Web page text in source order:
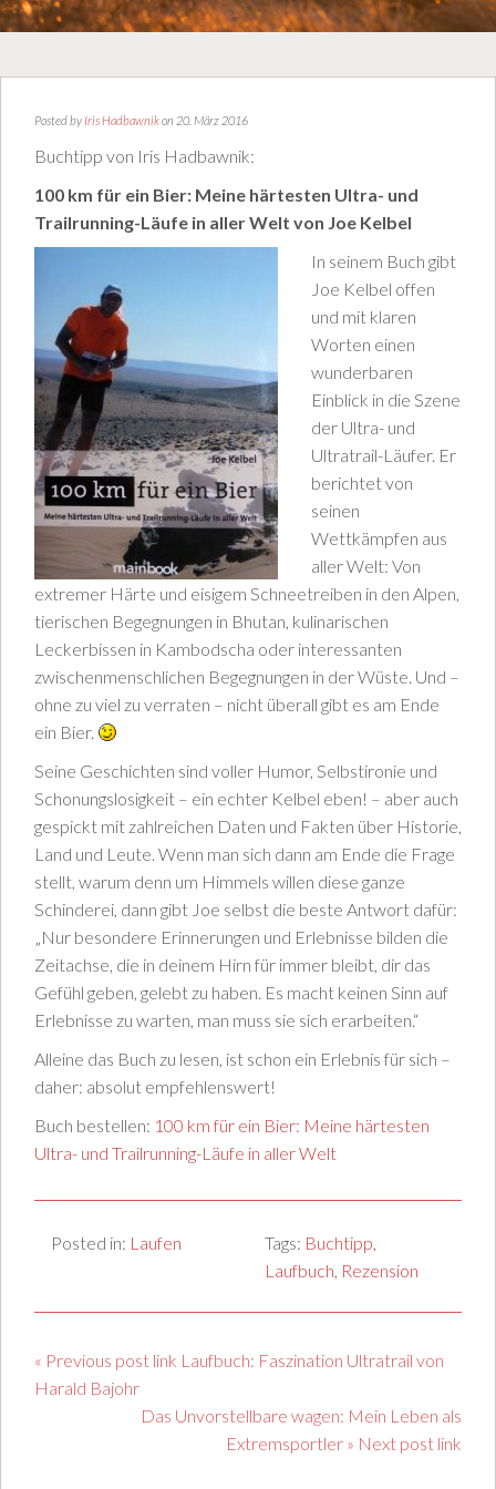
Posted by Iris Hadbawnikon 20. März 2016
Buchtipp von Iris Hadbawnik:
100 km für ein Bier: Meine härtesten Ultra- und
Trailrunning-Läufe in aller Welt von Joe Kelbel
In seinem Buch gibt
Joe Kelbel offen
und mit klaren
Worten einen
wunderbaren
Einblick in die Szene
der Ultra- und
Ultratrail-Läufer. Er
berichtet von
seinen
Wettkämpfen aus
aller Welt: Von
extremer Härte und eisigem Schneetreiben in den Alpen,
tierischen Begegnungen in Bhutan, kulinarischen
Leckerbissen in Kambodscha oder interessanten
zwischenmenschlichen Begegnungen in der Wüste. Und –
ohne zu viel zu verraten – nicht überall gibt es am Ende
ein Bier.
Seine Geschichten sind voller Humor, Selbstironie und
Schonungslosigkeit – ein echter Kelbel eben! – aber auch
gespickt mit zahlreichen Daten und Fakten über Historie,
Land und Leute. Wenn man sich dann am Ende die Frage
stellt, warum denn um Himmels willen diese ganze
Schinderei, dann gibt Joe selbst die beste Antwort dafür:
„Nur besondere Erinnerungen und Erlebnisse bilden die
Zeitachse, die in deinem Hirn für immer bleibt, dir das
Gefühl geben, gelebt zu haben. Es macht keinen Sinn auf
Erlebnisse zu warten, man muss sie sich erarbeiten.“
Alleine das Buch zu lesen, ist schon ein Erlebnis für sich –
daher: absolut empfehlenswert!
Buch bestellen: 100 km für ein Bier: Meine härtesten
Ultra- und Trailrunning-Läufe in aller Welt
Posted in: Laufen Tags: Buchtipp,
Laufbuch, Rezension
« Previous post link Laufbuch: Faszination Ultratrail von
Harald Bajohr
Das Unvorstellbare wagen: Mein Leben als
Extremsportler » Next post link